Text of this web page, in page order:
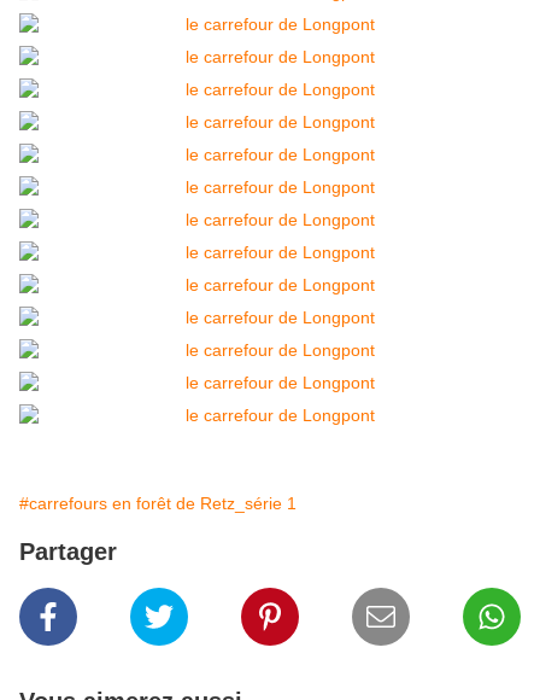
#carrefours en forêt de Retz_série 1
Partager